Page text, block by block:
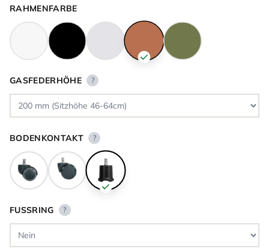
RAHMENFARBE
GASFEDERHÖHE ?
BODENKONTAKT ?
FUSSRING ?